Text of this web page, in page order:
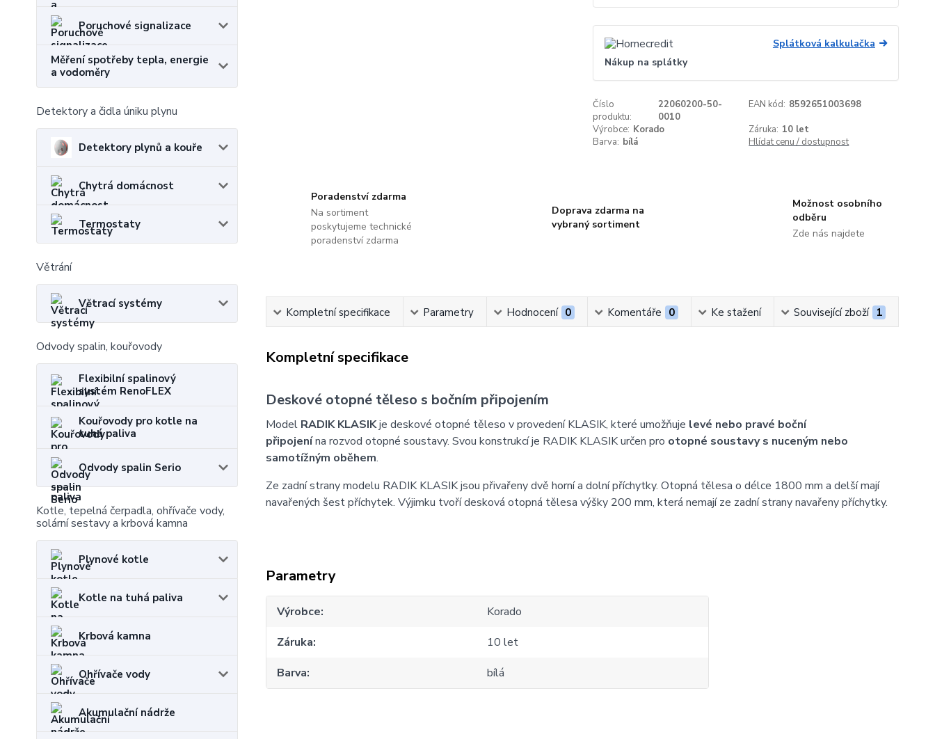
Poruchové signalizace
Měření spotřeby tepla, energie
a vodoměry
Detektory a čidla úniku plynu
Detektory plynů a kouře
Chytrá domácnost
Termostaty
Větrání
Větrací systémy
Odvody spalin, kouřovody
Flexibilní spalinový
systém RenoFLEX
Kouřovody pro kotle na
tuhá paliva
Odvody spalin Serio
Kotle, tepelná čerpadla, ohřívače vody,
solární sestavy a krbová kamna
Plynové kotle
Kotle na tuhá paliva
Krbová kamna
Ohřívače vody
Akumulační nádrže
Splátková kalkulačka
Nákup na splátky
Číslo
produktu:
22060200-50-
0010
EAN kód: 8592651003698
Výrobce: Korado Záruka: 10 let
Barva: bílá Hlídat cenu / dostupnost
Poradenství zdarma
Na sortiment
poskytujeme technické
poradenství zdarma
Doprava zdarma na
vybraný sortiment
Možnost osobního
odběru
Zde nás najdete
Kompletní specifikace Parametry Hodnocení 0 Komentáře 0 Ke stažení Související zboží 1
Kompletní specifikace
Deskové otopné těleso s bočním připojením
Model RADIK KLASIKje deskové otopné těleso v provedení KLASIK, které umožňuje levé nebo pravé boční
připojenína rozvod otopné soustavy. Svou konstrukcí je RADIK KLASIK určen pro otopné soustavy s nuceným nebo
samotížným oběhem.
Ze zadní strany modelu RADIK KLASIK jsou přivařeny dvě horní a dolní příchytky. Otopná tělesa o délce 1800 mm a delší mají
navařených šest příchytek. Výjimku tvoří desková otopná tělesa výšky 200 mm, která nemají ze zadní strany navařeny příchytky.
Parametry
Výrobce
Korado
Záruka
10 let
Barva
bílá